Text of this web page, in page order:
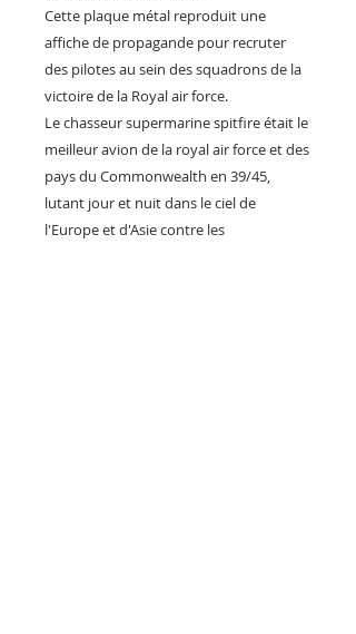
Cette plaque métal reproduit une
affiche de propagande pour recruter
des pilotes au sein des squadrons de la
victoire de la Royal air force.
Le chasseur supermarine spitfire était le
meilleur avion de la royal air force et des
pays du Commonwealth en 39/45,
lutant jour et nuit dans le ciel de
l'Europe et d'Asie contre les